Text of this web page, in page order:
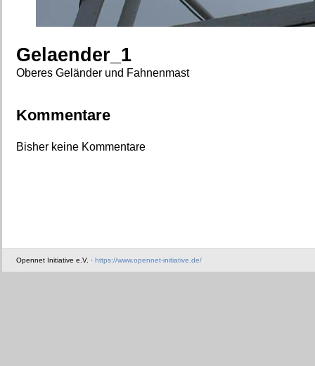
Gelaender_1
Oberes Geländer und Fahnenmast
Kommentare
Bisher keine Kommentare
Opennet Initiative e.V. · https://www.opennet-initiative.de/